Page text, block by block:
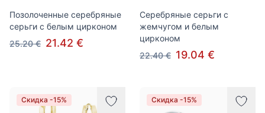
Позолоченные серебряные
серьги с белым цирконом
25.20 € 21.42 €
Серебряные серьги с
жемчугом и белым
цирконом
22.40 € 19.04 €
Скидка -15% Скидка -15%